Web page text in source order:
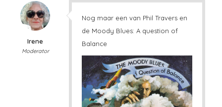
Irene
Moderator
Nog maar een van Phil Travers en
de Moody Blues: A question of
Balance